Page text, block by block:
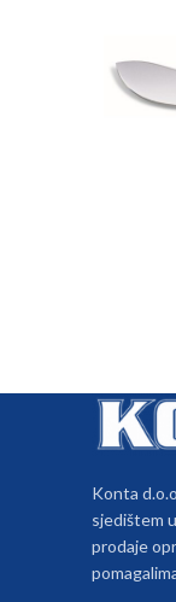
Konta
sjedištem
prodaje